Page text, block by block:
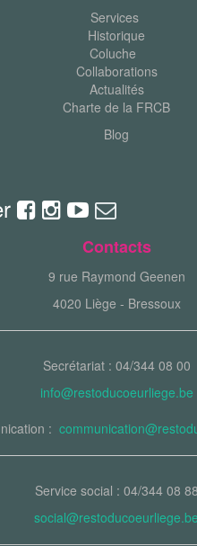
Services
Historique
Coluche
Collaborations
Actualités
Charte de la FRCB
Blog
Contacts
9 rue Raymond Geenen
4020 Liège - Bressoux
Secrétariat : 04/344 08 00
info@restoducoeurliege.be
:
Service social : 04/344 08 88
social@restoducoeurliege.be